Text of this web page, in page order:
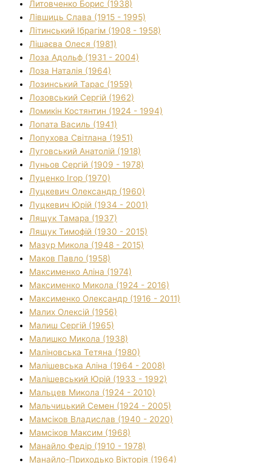
Литовченко Борис (1938)
Лівшиць Слава (1915 - 1995)
Літинський Ібрагім (1908 - 1958)
Лішаєва Олеся (1981)
Лоза Адольф (1931 - 2004)
Лоза Наталія (1964)
Лозинський Тарас (1959)
Лозовський Сергій (1962)
Ломикін Костянтин (1924 - 1994)
Лопата Василь (1941)
Лопухова Світлана (1951)
Луговський Анатолій (1918)
Луньов Сергій (1909 - 1978)
Луценко Ігор (1970)
Луцкевич Олександр (1960)
Луцкевич Юрій (1934 - 2001)
Лящук Тамара (1937)
Лящук Тимофій (1930 - 2015)
Мазур Микола (1948 - 2015)
Маков Павло (1958)
Максименко Аліна (1974)
Максименко Микола (1924 - 2016)
Максименко Олександр (1916 - 2011)
Малих Олексій (1956)
Малиш Сергій (1965)
Малишко Микола (1938)
Маліновська Тетяна (1980)
Малішевська Аліна (1964 - 2008)
Малішевський Юрій (1933 - 1992)
Мальцев Микола (1924 - 2010)
Мальчицький Семен (1924 - 2005)
Мамсіков Владислав (1940 - 2020)
Мамсіков Максим (1968)
Манайло Федір (1910 - 1978)
Манайло-Приходько Вікторія (1964)